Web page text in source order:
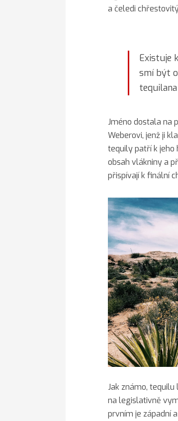
a čeledi
Existuje
smí být
Jméno dostala na
Weberovi, jenž ji
tequily patří k jeho
obsah vlákniny a
přispívají k finální
Jak známo,
na legislativně
prvním je západní